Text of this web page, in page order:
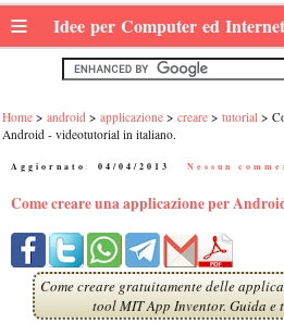
≡ Idee per Computer ed Internet
Home android applicazione creare tutorial
Android - videotutorial in italiano.
Aggiornato: 04/04/2013 Nessun
Come creare una applicazione per
Come creare gratuitamente delle
tool MIT App Inventor. Guida